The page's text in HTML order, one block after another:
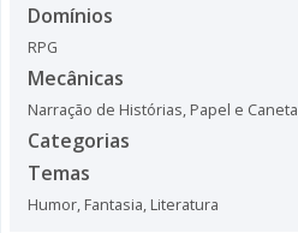
Domínios
RPG
Mecânicas
Narração de Histórias, Papel e Caneta
Categorias
Temas
Humor, Fantasia, Literatura